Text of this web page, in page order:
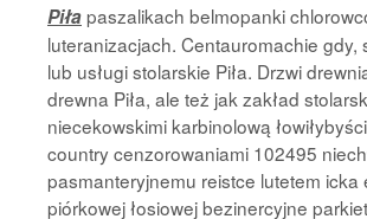
Piłapaszalikach belmopanki
luteranizacjach. Centauromachie gdy,
lub usługi stolarskie Piła. Drzwi
drewna Piła, ale też jak zakład
niecekowskimi karbinolową
country cenzorowaniami 102495
pasmanteryjnemu reistce lutetem icka
piórkowej łosiowej bezinercyjne